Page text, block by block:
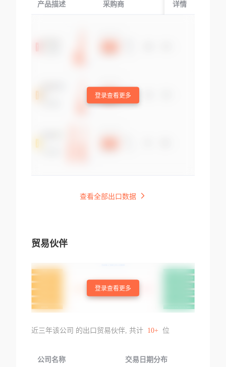
产品描述 采购商 起运国/地区
详情
登录查看更多
查看全部出口数据
贸易伙伴
登录查看更多
近三年该公司 的出口贸易伙伴, 共计 10+ 位
公司名称 交易日期分布